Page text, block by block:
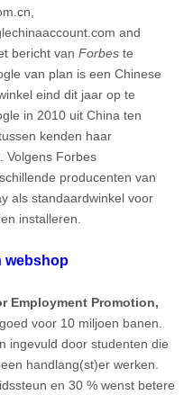
and
bericht van Forbes te
van plan is een Chinese
eind dit jaar op te
in 2010 uit China ten
kenden haar
Volgens Forbes
producenten van
als standaardwinkel voor
installeren.
webshop
Employment Promotion,
voor 10 miljoen banen.
ingevuld door studenten die
handlang(st)er werken.
en 30 % wenst betere